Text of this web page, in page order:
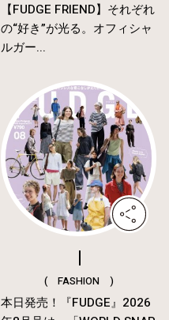
【FUDGE FRIEND】それぞれ
の“好き”が光る。オフィシャ
ルガー...
( FASHION )
本日発売！『FUDGE』2026